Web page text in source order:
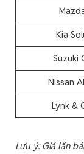
Kia
Suzuki
Nissan
Lynk &
Lưu ý: Giá lăn